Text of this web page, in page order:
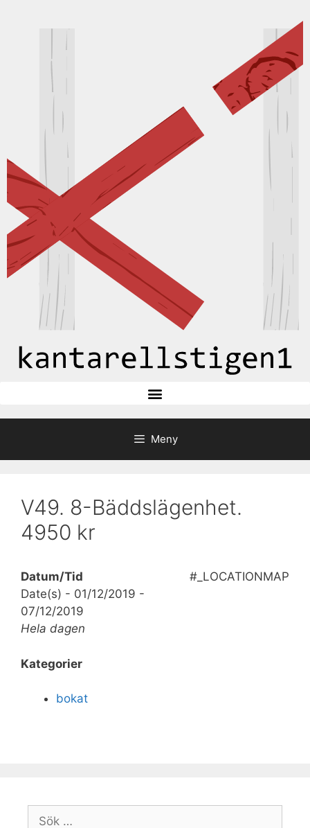
Meny
V49. 8-Bäddslägenhet.
4950 kr
#_LOCATIONMAP
Datum/Tid
Date(s) - 01/12/2019 -
07/12/2019
Hela dagen
Kategorier
bokat